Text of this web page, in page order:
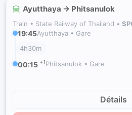
Ayutthaya → Phitsanulok
Train • State Railway of Thailand •
19:45Ayutthaya • Gare
4h30m
00:15 +1Phitsanulok • Gare
Détails